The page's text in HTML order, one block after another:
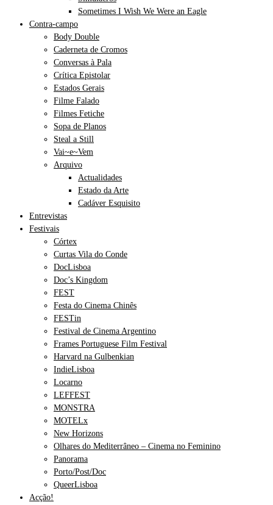
Sometimes I Wish We Were an Eagle
Contra-campo
Body Double
Caderneta de Cromos
Conversas à Pala
Crítica Epistolar
Estados Gerais
Filme Falado
Filmes Fetiche
Sopa de Planos
Steal a Still
Vai~e~Vem
Arquivo
Actualidades
Estado da Arte
Cadáver Esquisito
Entrevistas
Festivais
Córtex
Curtas Vila do Conde
DocLisboa
Doc’s Kingdom
FEST
Festa do Cinema Chinês
FESTin
Festival de Cinema Argentino
Frames Portuguese Film Festival
Harvard na Gulbenkian
IndieLisboa
Locarno
LEFFEST
MONSTRA
MOTELx
New Horizons
Olhares do Mediterrâneo – Cinema no Feminino
Panorama
Porto/Post/Doc
QueerLisboa
Acção!